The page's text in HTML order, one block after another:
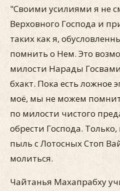
"Своими усилиями я не
Верховного Господа и
таких как я,
помнить о Нем. Это
милости Нарады
бхакт. Пока есть ложное
моё, мы не можем
по милости чистого
обрести Господа.
пыль с Лотосных Стоп
молиться.
Чайтанья Махапрабху